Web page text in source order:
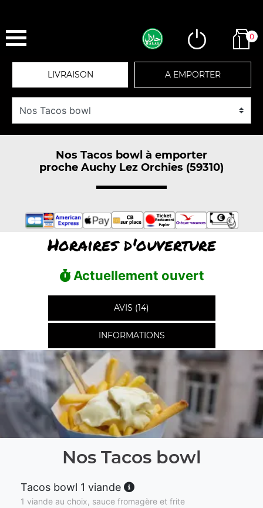
0
LIVRAISON A EMPORTER
Nos Tacos bowl à emporter
proche Auchy Lez Orchies (59310)
Horaires d'ouverture
Actuellement ouvert
AVIS (14)
INFORMATIONS
Nos Tacos bowl
Tacos bowl 1 viande
1 viande au choix, sauce fromagère et frite